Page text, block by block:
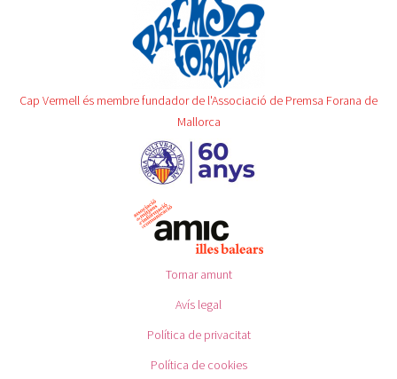
Cap Vermell és membre fundador de l'Associació de Premsa Forana de
Mallorca
Tornar amunt
Avís legal
Política de privacitat
Política de cookies